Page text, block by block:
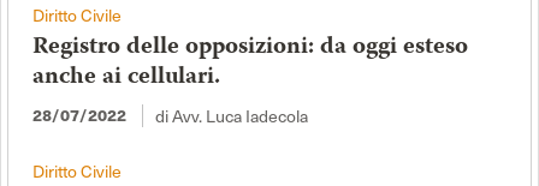
Diritto Civile
Registro delle opposizioni: da oggi esteso
anche ai cellulari.
28/07/2022 di Avv. Luca Iadecola
Diritto Civile